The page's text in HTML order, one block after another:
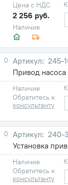
Наличие
Цена с НДС
2 256 руб.
0
245-
Привод насоса
Наличие
Обратитесь к
консультанту
0
240-
Установка
Наличие
Обратитесь к
консультанту